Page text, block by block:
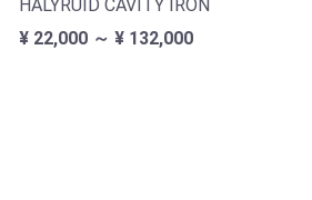
HALYRUID CAVITY IRON
¥ 22,000 ～ ¥ 132,000